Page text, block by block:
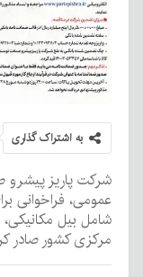
به اشتراک گذاری
شرکت پاریز پیشرو
عمومی، فراخوانی
شامل بیل
مرکزی کشور صادر